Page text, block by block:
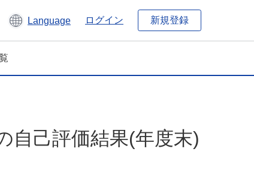
Language ログイン 新規登録
己評価結果(年度末)